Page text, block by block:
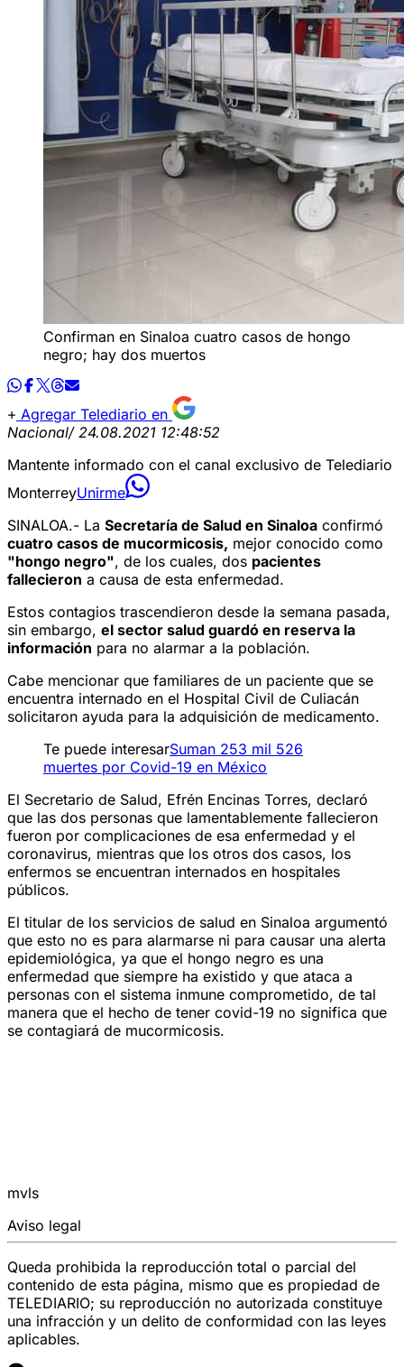
Confirman en Sinaloa cuatro casos de hongo
negro; hay dos muertos
Agregar Telediario en
Nacional/ 24.08.2021 12:48:52
Mantente informado con el canal exclusivo de Telediario
MonterreyUnirme
SINALOA.- La Secretaría de Salud en Sinaloa confirmó
cuatro casos de mucormicosis, mejor conocido como
"hongo negro", de los cuales, dos pacientes
fallecieron a causa de esta enfermedad.
Estos contagios trascendieron desde la semana pasada,
sin embargo, el sector salud guardó en reserva la
información para no alarmar a la población.
Cabe mencionar que familiares de un paciente que se
encuentra internado en el Hospital Civil de Culiacán
solicitaron ayuda para la adquisición de medicamento.
Te puede interesarSuman 253 mil 526
muertes por Covid-19 en México
El Secretario de Salud, Efrén Encinas Torres, declaró
que las dos personas que lamentablemente fallecieron
fueron por complicaciones de esa enfermedad y el
coronavirus, mientras que los otros dos casos, los
enfermos se encuentran internados en hospitales
públicos.
El titular de los servicios de salud en Sinaloa argumentó
que esto no es para alarmarse ni para causar una alerta
epidemiológica, ya que el hongo negro es una
enfermedad que siempre ha existido y que ataca a
personas con el sistema inmune comprometido, de tal
manera que el hecho de tener covid-19 no significa que
se contagiará de mucormicosis.
mvls
Aviso legal
Queda prohibida la reproducción total o parcial del
contenido de esta página, mismo que es propiedad de
TELEDIARIO; su reproducción no autorizada constituye
una infracción y un delito de conformidad con las leyes
aplicables.